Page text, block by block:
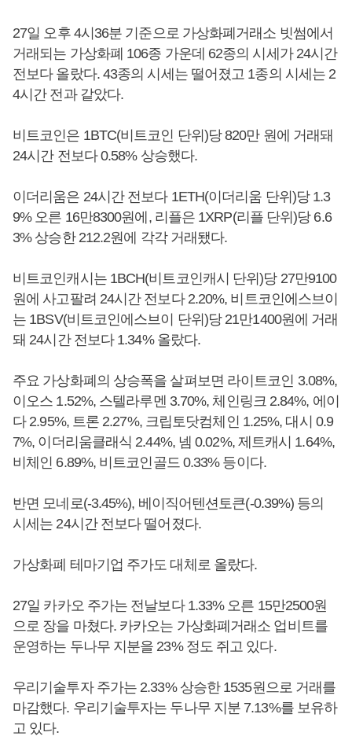
27일 오후 4시36분 기준으로 가상화폐거래소 빗썸에서
거래되는 가상화폐 106종 가운데 62종의 시세가 24시간
전보다 올랐다. 43종의 시세는 떨어졌고 1종의 시세는 2
4시간 전과 같았다.
비트코인은 1BTC(비트코인 단위)당 820만 원에 거래돼
24시간 전보다 0.58% 상승했다.
이더리움은 24시간 전보다 1ETH(이더리움 단위)당 1.3
9% 오른 16만8300원에, 리플은 1XRP(리플 단위)당 6.6
3% 상승한 212.2원에 각각 거래됐다.
비트코인캐시는 1BCH(비트코인캐시 단위)당 27만9100
원에 사고팔려 24시간 전보다 2.20%, 비트코인에스브이
는 1BSV(비트코인에스브이 단위)당 21만1400원에 거래
돼 24시간 전보다 1.34% 올랐다.
주요 가상화폐의 상승폭을 살펴보면 라이트코인 3.08%,
이오스 1.52%, 스텔라루멘 3.70%, 체인링크 2.84%, 에이
다 2.95%, 트론 2.27%, 크립토닷컴체인 1.25%, 대시 0.9
7%, 이더리움클래식 2.44%, 넴 0.02%, 제트캐시 1.64%,
비체인 6.89%, 비트코인골드 0.33% 등이다.
반면 모네로(-3.45%), 베이직어텐션토큰(-0.39%) 등의
시세는 24시간 전보다 떨어졌다.
가상화폐 테마기업 주가도 대체로 올랐다.
27일 카카오 주가는 전날보다 1.33% 오른 15만2500원
으로 장을 마쳤다. 카카오는 가상화폐거래소 업비트를
운영하는 두나무 지분을 23% 정도 쥐고 있다.
우리기술투자 주가는 2.33% 상승한 1535원으로 거래를
마감했다. 우리기술투자는 두나무 지분 7.13%를 보유하
고 있다.